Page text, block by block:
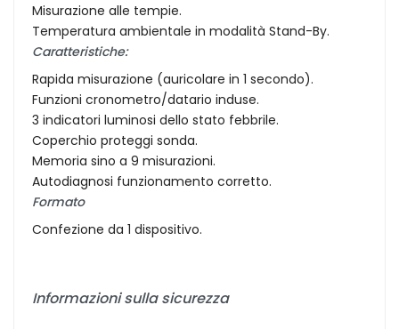
Misurazione alle tempie.
Temperatura ambientale in modalità Stand-By.
Caratteristiche:
Rapida misurazione (auricolare in 1 secondo).
Funzioni cronometro/datario induse.
3 indicatori luminosi dello stato febbrile.
Coperchio proteggi sonda.
Memoria sino a 9 misurazioni.
Autodiagnosi funzionamento corretto.
Formato
Confezione da 1 dispositivo.
Informazioni sulla sicurezza